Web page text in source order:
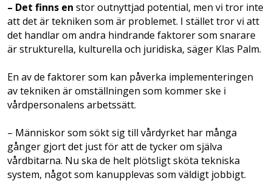
– Det finns en stor outnyttjad potential, men vi tror inte
att det är tekniken som är problemet. I stället tror vi att
det handlar om andra hindrande faktorer som snarare
är strukturella, kulturella och juridiska, säger Klas Palm.
En av de faktorer som kan påverka implementeringen
av tekniken är omställningen som kommer ske i
vårdpersonalens arbetssätt.
– Människor som sökt sig till vårdyrket har många
gånger gjort det just för att de tycker om själva
vårdbitarna. Nu ska de helt plötsligt sköta tekniska
system, något som kanupplevas som väldigt jobbigt.